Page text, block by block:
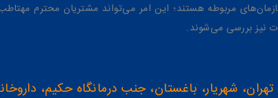
مربوطه هستند؛ این امر می‌تواند مشتریان محترم
نیز بررسی می‌شوند.
شهریار، باغستان، جنب درمانگاه حکیم،